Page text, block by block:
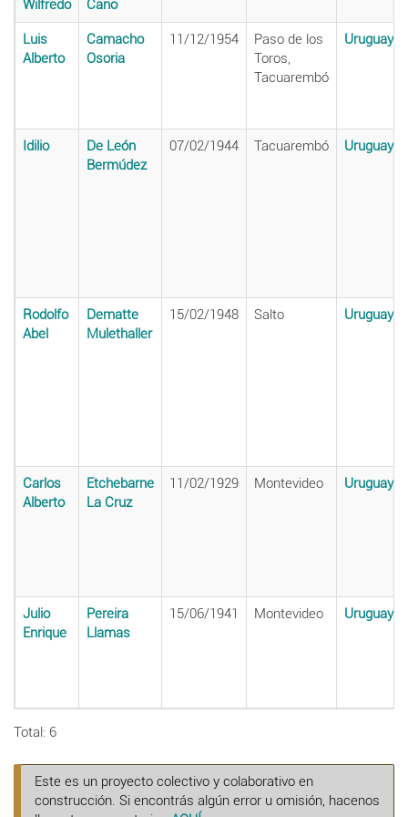
Wilfredo
Cano
Luis
Alberto
Camacho
Osoria
11/12/1954
Paso de los
Toros,
Tacuarembó
Uruguay
Idilio
De León
Bermúdez
07/02/1944 Tacuarembó Uruguay
Rodolfo
Abel
Dematte
Mulethaller
15/02/1948 Salto Uruguay
Carlos
Alberto
Etchebarne
La Cruz
11/02/1929 Montevideo Uruguay
Julio
Enrique
Pereira
Llamas
15/06/1941 Montevideo Uruguay
Total: 6
Este es un proyecto colectivo y colaborativo en
construcción. Si encontrás algún error u omisión, hacenos